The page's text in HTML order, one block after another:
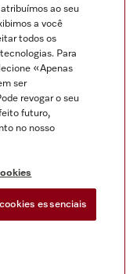
ao seu
a você
todos os
Para
«Apenas
ser
revogar o seu
futuro,
no nosso
essenciais